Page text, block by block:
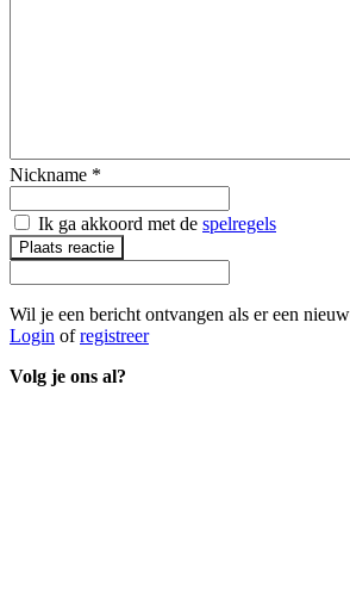
Nickname *
Ik ga akkoord met de spelregels
Plaats reactie
Wil je een bericht ontvangen als er een
Login ofregistreer
Volg je ons al?